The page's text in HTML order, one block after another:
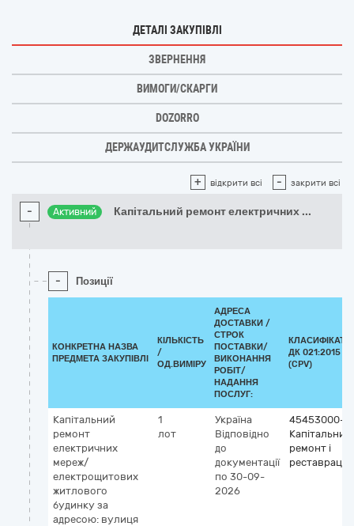
ДЕТАЛІ ЗАКУПІВЛІ
ЗВЕРНЕННЯ
ВИМОГИ/СКАРГИ
DOZORRO
ДЕРЖАУДИТСЛУЖБА УКРАЇНИ
+ відкрити всі - закрити всі
- Активний Капітальний ремонт електричних ...
- Позиції
КОНКРЕТНА НАЗВА
ПРЕДМЕТА ЗАКУПІВЛІ
КІЛЬКІСТЬ
/
ОД.ВИМІРУ
АДРЕСА
ДОСТАВКИ /
СТРОК
ПОСТАВКИ/
ВИКОНАННЯ
РОБІТ/
НАДАННЯ
ПОСЛУГ:
ДК 021:2015
(CPV)
Капітальний
ремонт
електричних
мереж/
електрощитових
житлового
будинку за
адресою: вулиця
1
лот
Україна
Відповідно
до
документації
по 30-09-
2026
45453000-7
Капітальний
ремонт і
реставрація